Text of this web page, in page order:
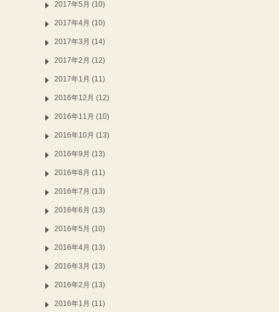
2017年5月 (10)
2017年4月 (10)
2017年3月 (14)
2017年2月 (12)
2017年1月 (11)
2016年12月 (12)
2016年11月 (10)
2016年10月 (13)
2016年9月 (13)
2016年8月 (11)
2016年7月 (13)
2016年6月 (13)
2016年5月 (10)
2016年4月 (13)
2016年3月 (13)
2016年2月 (13)
2016年1月 (11)